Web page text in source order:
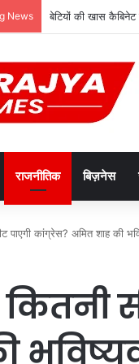
News बेटियों की खास
राजनीतिक बिज़नेस
पाएगी कांग्रेस? अमित शाह की